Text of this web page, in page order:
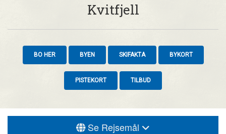
Kvitfjell
BO HER BYEN SKIFAKTA BYKORT
PISTEKORT TILBUD
Se Rejsemål